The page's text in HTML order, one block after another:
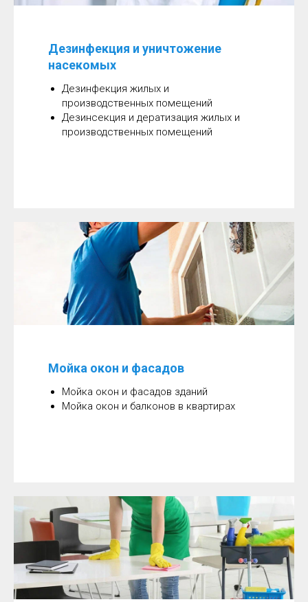
Дезинфекция и уничтожение
насекомых
Дезинфекция жилых и
производственных помещений
Дезинсекция и дератизация жилых и
производственных помещений
Мойка окон и фасадов
Мойка окон и фасадов зданий
Мойка окон и балконов в квартирах